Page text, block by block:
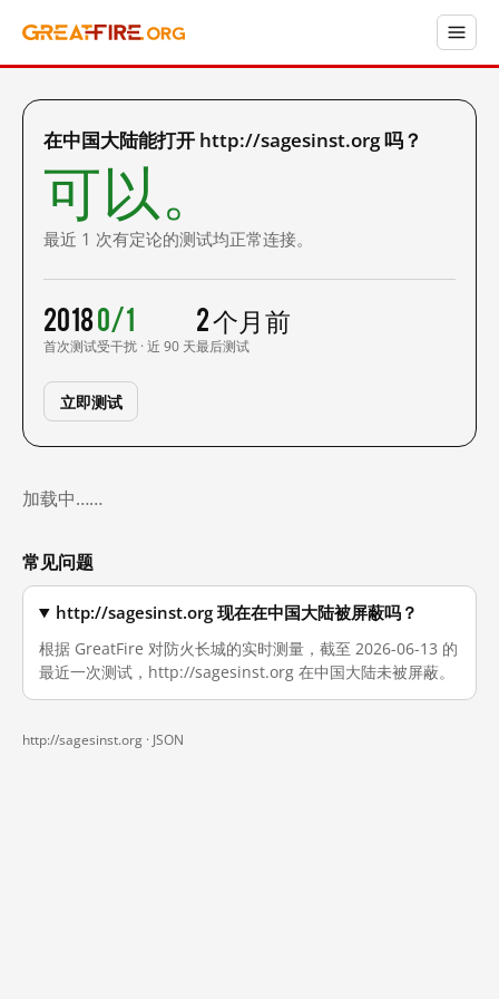
在中国大陆能打开 http://sagesinst.org 吗？
可以。
最近 1 次有定论的测试均正常连接。
2018
首次测试
0/1
受干扰 · 近 90 天
2 个月前
最后测试
立即测试
加载中……
常见问题
http://sagesinst.org 现在在中国大陆被屏蔽吗？
根据 GreatFire 对防火长城的实时测量，截至 2026-06-13 的
最近一次测试，http://sagesinst.org 在中国大陆未被屏蔽。
http://sagesinst.org · JSON